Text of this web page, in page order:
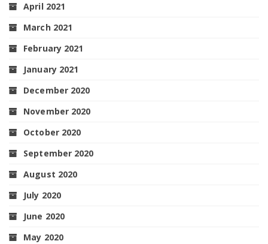
April 2021
March 2021
February 2021
January 2021
December 2020
November 2020
October 2020
September 2020
August 2020
July 2020
June 2020
May 2020